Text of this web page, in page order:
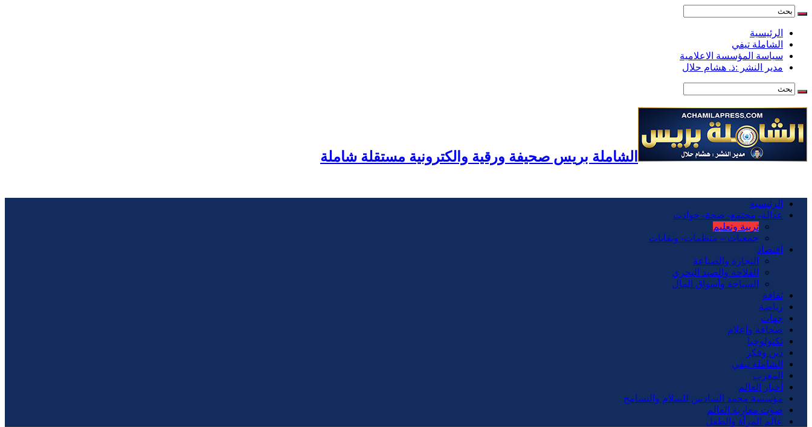
الرئيسية
الشاملة تيفي
سياسة المؤسسة الاعلامية
مدير النشر :ذ. هشام حلال
الشاملة بريس صحيفة ورقية والكترونية مستقلة شاملة
الرئيسية
عدالة- مجتمع- صحة- حوادت
تربية وتعليم
جمعيات – منظمات- ونقابات
اقتصاد
التجارة والصناعة
الفلاحة والصيد البحري
السياحة وأسواق المال
ثقافة
رياضة
جهات
صحافة وإعلام
تكنولوجيا
دين وفكر
الشاملة تيفي
المغرب
أخبار العالم
مؤسسة محمد السادس للسلام والتسامح
صوت مغاربة العالم
عالم المرأة والطفل